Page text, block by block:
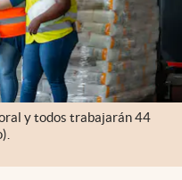
y todos trabajarán 44